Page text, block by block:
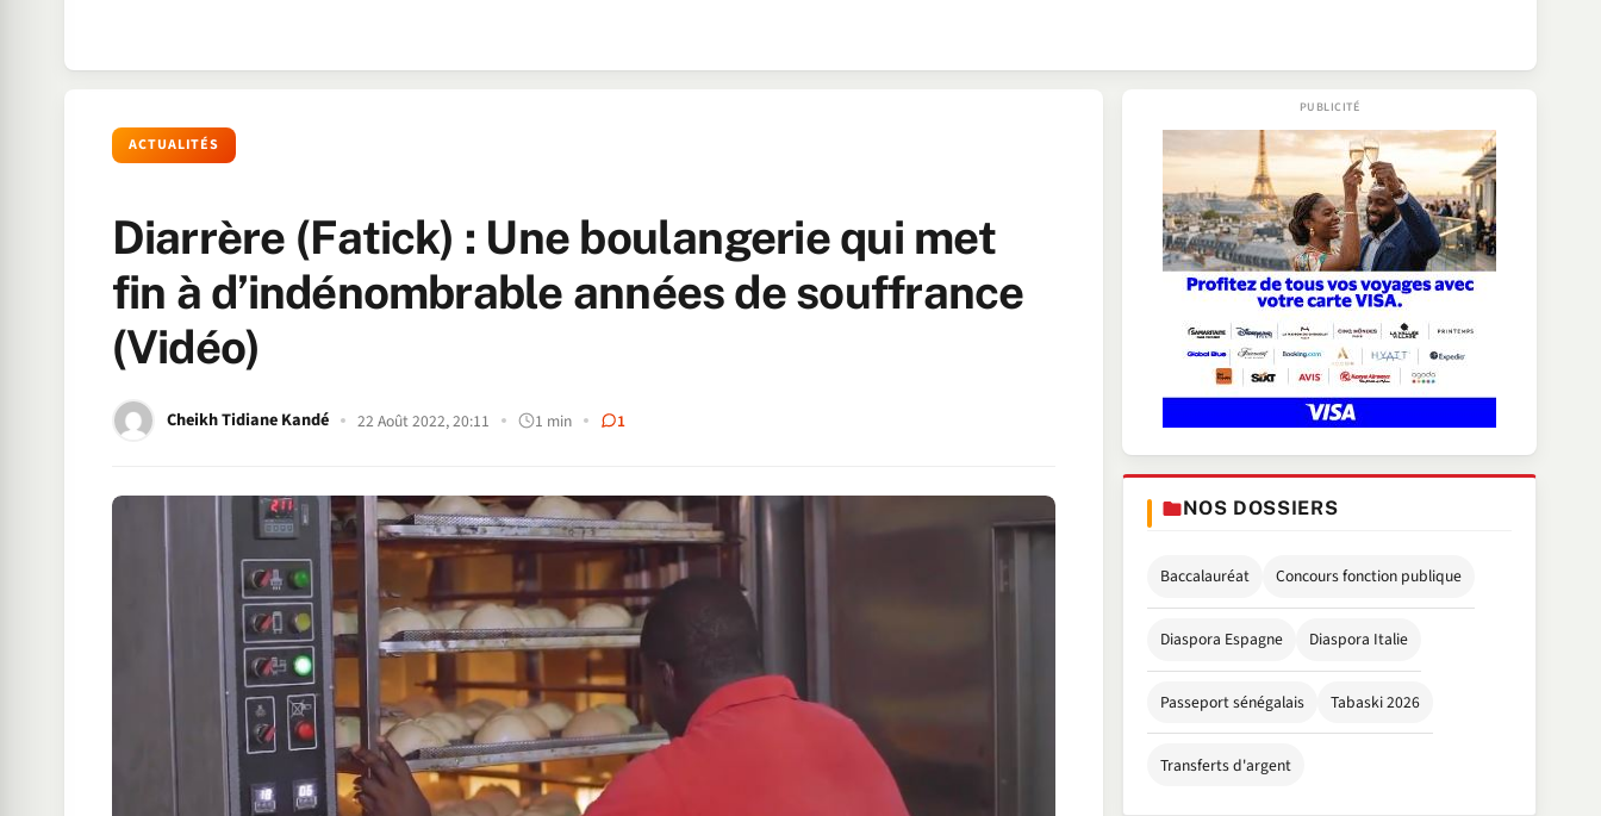
ACTUALITÉS
Diarrère (Fatick) : Une boulangerie qui met
fin à d’indénombrable années de souffrance
(Vidéo)
Cheikh Tidiane Kandé 22 Août 2022, 20:11 1 min 1
NOS DOSSIERS
Baccalauréat Concours fonction publique
Diaspora Espagne Diaspora Italie
Passeport sénégalais Tabaski 2026
Transferts d'argent